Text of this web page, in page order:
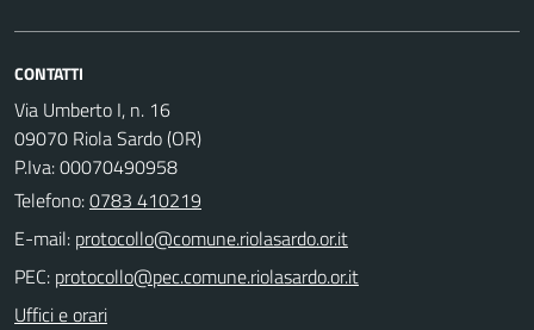
CONTATTI
Via Umberto I, n. 16
09070 Riola Sardo (OR)
P.Iva: 00070490958
Telefono:0783 410219
E-mail:
PEC:
Uffici e orari